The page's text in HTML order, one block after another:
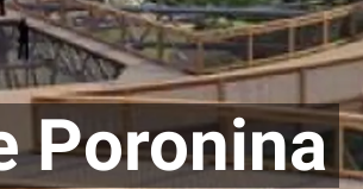
Poronina